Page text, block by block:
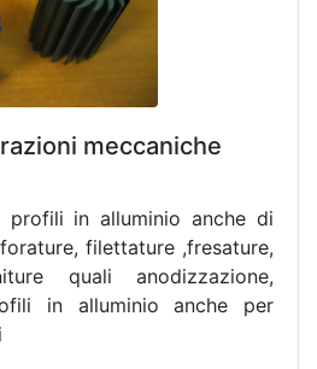
meccaniche
profili in alluminio anche di
filettature ,fresature,
quali anodizzazione,
in alluminio anche per